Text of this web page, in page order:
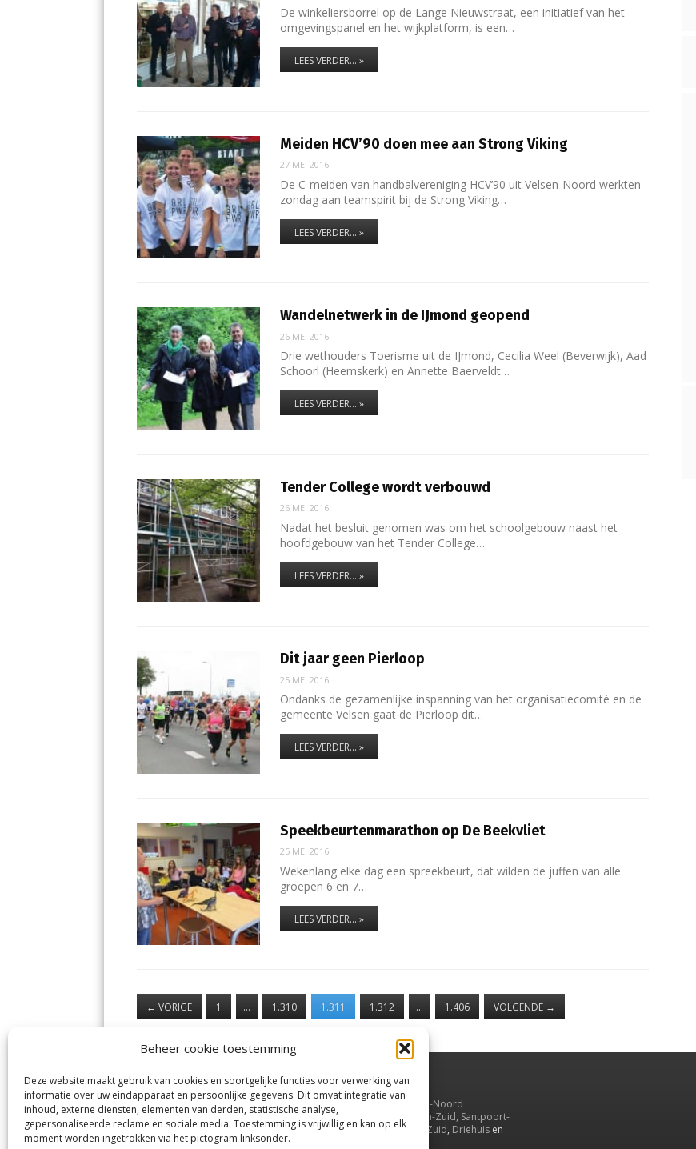
Beheer cookie toestemming
Deze website maakt gebruik van cookies en soortgelijke functies voor verwerking van
informatie over uw eindapparaat en persoonlijke gegevens. Dit omvat integratie van
inhoud, externe diensten, elementen van derden, statistische analyse,
gepersonaliseerde reclame en sociale media. Toestemming is vrijwillig en kan op elk
moment worden ingetrokken via het pictogram linksonder.
De winkeliersborrel op de Lange Nieuwstraat, een initiatief van het
omgevingspanel en het wijkplatform, is een…
LEES VERDER... »
Meiden HCV’90 doen mee aan Strong Viking
27 MEI 2016
De C-meiden van handbalvereniging HCV’90 uit Velsen-Noord werkten
zondag aan teamspirit bij de Strong Viking…
LEES VERDER... »
Wandelnetwerk in de IJmond geopend
26 MEI 2016
Drie wethouders Toerisme uit de IJmond, Cecilia Weel (Beverwijk), Aad
Schoorl (Heemskerk) en Annette Baerveldt…
LEES VERDER... »
Tender College wordt verbouwd
26 MEI 2016
Nadat het besluit genomen was om het schoolgebouw naast het
hoofdgebouw van het Tender College…
LEES VERDER... »
Dit jaar geen Pierloop
25 MEI 2016
Ondanks de gezamenlijke inspanning van het organisatiecomité en de
gemeente Velsen gaat de Pierloop dit…
LEES VERDER... »
Speekbeurtenmarathon op De Beekvliet
25 MEI 2016
Wekenlang elke dag een spreekbeurt, dat wilden de juffen van alle
groepen 6 en 7…
LEES VERDER... »
← VORIGE 1 … 1.310 1.311 1.312 … 1.406 VOLGENDE →
Jutter | Hofgeest
Margadantstraat 34
1976 DN IJmuiden
0255-533900
IJmuiden,
Velsen-Noord
Velserbroek
,Velsen-Zuid, Santpoort-
Noord, Santpoort-Zuid, Driehuisen